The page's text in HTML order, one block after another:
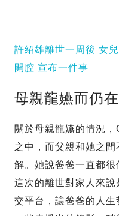
許紹雄離世一周後 女
開腔 宣布一件事
母親龍嬿而仍
關於母親龍嬿的情況
之中，而父親和她之
解。她說爸爸一直都
這次的離世對家人來
交平台，讓爸爸的人